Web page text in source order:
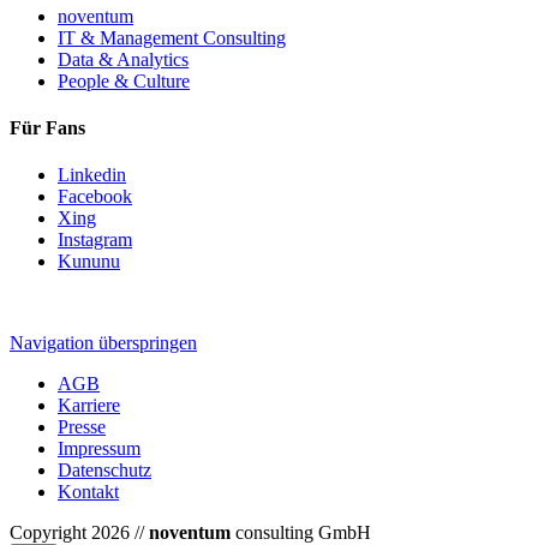
noventum
IT & Management Consulting
Data & Analytics
People & Culture
Für Fans
Linkedin
Facebook
Xing
Instagram
Kununu
Navigation überspringen
AGB
Karriere
Presse
Impressum
Datenschutz
Kontakt
Copyright 2026 //noventum consulting GmbH